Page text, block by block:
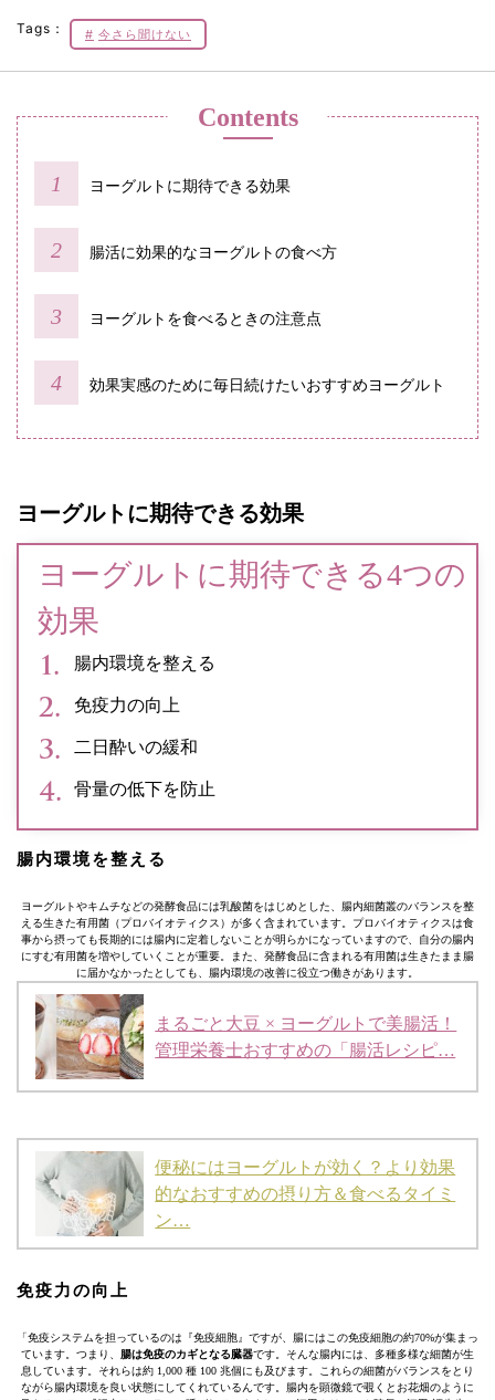
Tags： 今さら聞けない
Contents
ヨーグルトに期待できる効果
腸活に効果的なヨーグルトの食べ方
ヨーグルトを食べるときの注意点
効果実感のために毎日続けたいおすすめヨーグルト
ヨーグルトに期待できる効果
ヨーグルトに期待できる4つの
効果
腸内環境を整える
免疫力の向上
二日酔いの緩和
骨量の低下を防止
腸内環境を整える
ヨーグルトやキムチなどの発酵食品には乳酸菌をはじめとした、腸内細菌叢のバランスを整
える生きた有用菌（プロバイオティクス）が多く含まれています。プロバイオティクスは食
事から摂っても長期的には腸内に定着しないことが明らかになっていますので、自分の腸内
にすむ有用菌を増やしていくことが重要。また、発酵食品に含まれる有用菌は生きたまま腸
に届かなかったとしても、腸内環境の改善に役立つ働きがあります。
まるごと大豆 × ヨーグルトで美腸活！
管理栄養士おすすめの「腸活レシピ…
便秘にはヨーグルトが効く？より効果
的なおすすめの摂り方＆食べるタイミ
ン…
免疫力の向上
「免疫システムを担っているのは『免疫細胞』ですが、腸にはこの免疫細胞の約70%が集まっ
ています。つまり、 腸は免疫のカギとなる臓器です。そんな腸内には、多種多様な細菌が生
息しています。それらは約 1,000 種 100 兆個にも及びます。これらの細菌がバランスをとり
ながら腸内環境を良い状態にしてくれているんです。腸内を顕微鏡で覗くとお花畑のように